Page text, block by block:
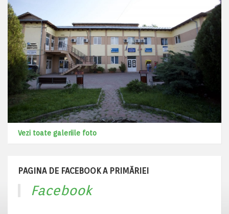
Vezi toate galeriile foto
PAGINA DE FACEBOOK A PRIMĂRIEI
Facebook